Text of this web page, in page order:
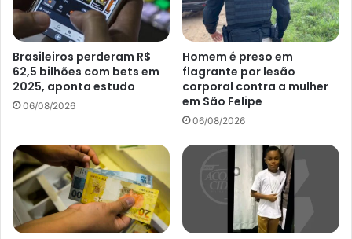
Brasileiros perderam R$
62,5 bilhões com bets em
2025, aponta estudo
06/08/2026
Homem é preso em
flagrante por lesão
corporal contra a mulher
em São Felipe
06/08/2026